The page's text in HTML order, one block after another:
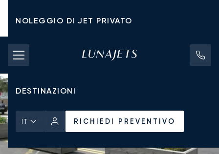
NOLEGGIO DI JET PRIVATO
TARIFFE DI NOLEGGIO
JET PRIVATI
DESTINAZIONI
IT RICHIEDI PREVENTIVO